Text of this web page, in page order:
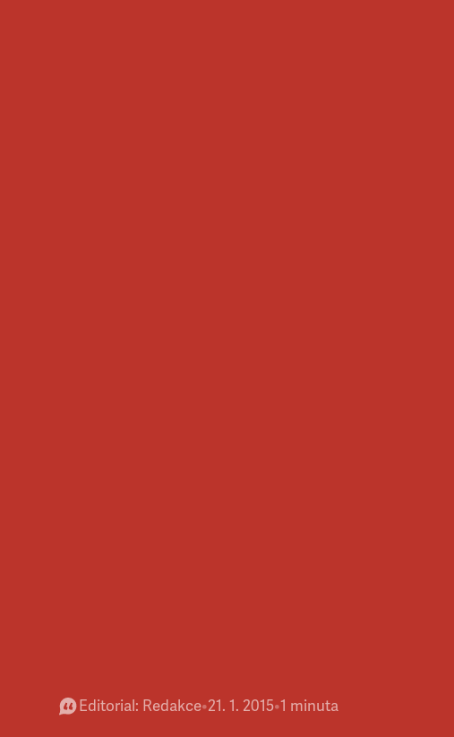
Editorial : Redakce•21. 1. 2015•1 minuta